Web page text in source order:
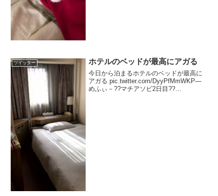
ツイッター ホテルのベッドが最高にアガる
今日から泊まるホテルのベッドが最高に
アガる pic.twitter.com/DyyPfMmWKP—
めふぃ－??マチアソビ2日目??